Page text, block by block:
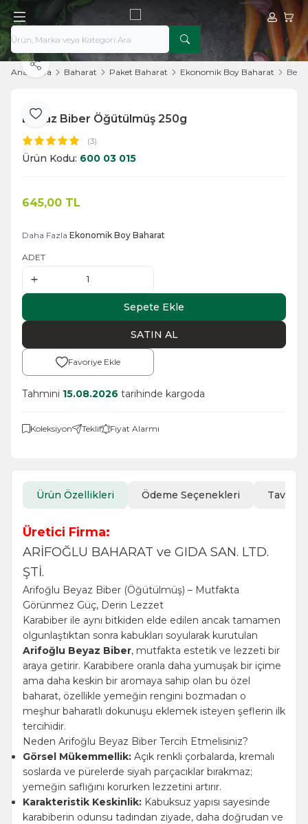
Hesabım
Ana Sayfa Baharat Paket Baharat Ekonomik Boy Baharat
Favoriye Ekle
Paylaş
Beyaz Biber Öğütülmüş 250g
(3)
Ürün Kodu: 600 03 015
645,00 TL
Daha Fazla Ekonomik Boy Baharat
ADET
Sepete Ekle
SATIN AL
Favoriye Ekle
Tahmini 15.08.2026 tarihinde kargoda
Koleksiyon Teklif Fiyat Alarmı
Ürün Özellikleri Ödeme Seçenekleri Tavsiye
Üretici Firma:
ARİFOĞLU BAHARAT ve GIDA SAN. LTD.
ŞTİ.
Arifoğlu Beyaz Biber (Öğütülmüş) – Mutfakta
Görünmez Güç, Derin Lezzet
Karabiber ile aynı bitkiden elde edilen ancak tamamen
olgunlaştıktan sonra kabukları soyularak kurutulan
Arifoğlu Beyaz Biber, mutfakta estetik ve lezzeti bir
araya getirir. Karabibere oranla daha yumuşak bir içime
ama daha keskin bir aromaya sahip olan bu özel
baharat, özellikle yemeğin rengini bozmadan o
meşhur baharatlı dokunuşu eklemek isteyen şeflerin ilk
tercihidir.
Neden Arifoğlu Beyaz Biber Tercih Etmelisiniz?
Görsel Mükemmellik: Açık renkli çorbalarda, kremalı
soslarda ve pürelerde siyah parçacıklar bırakmaz;
yemeğin saflığını korurken lezzetini artırır.
Karakteristik Keskinlik: Kabuksuz yapısı sayesinde
karabiberin odunsu tadından ziyade, daha doğrudan ve